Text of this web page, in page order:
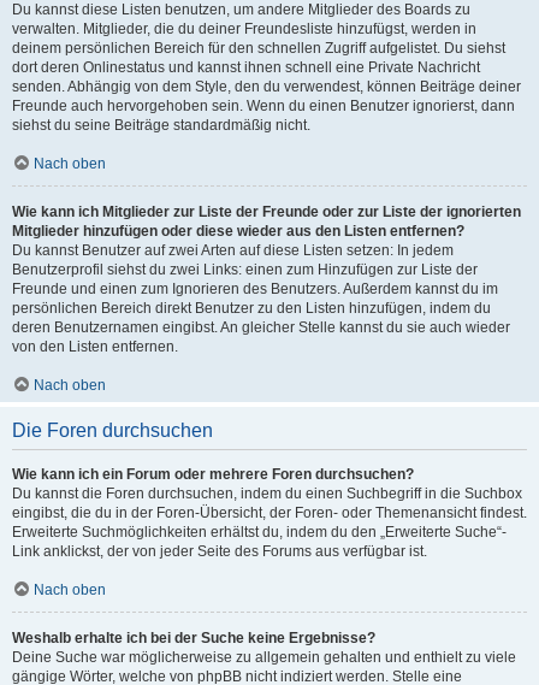
Du kannst diese Listen benutzen, um andere Mitglieder des Boards zu
verwalten. Mitglieder, die du deiner Freundesliste hinzufügst, werden in
deinem persönlichen Bereich für den schnellen Zugriff aufgelistet. Du siehst
dort deren Onlinestatus und kannst ihnen schnell eine Private Nachricht
senden. Abhängig von dem Style, den du verwendest, können Beiträge deiner
Freunde auch hervorgehoben sein. Wenn du einen Benutzer ignorierst, dann
siehst du seine Beiträge standardmäßig nicht.
Nach oben
Wie kann ich Mitglieder zur Liste der Freunde oder zur Liste der ignorierten
Mitglieder hinzufügen oder diese wieder aus den Listen entfernen?
Du kannst Benutzer auf zwei Arten auf diese Listen setzen: In jedem
Benutzerprofil siehst du zwei Links: einen zum Hinzufügen zur Liste der
Freunde und einen zum Ignorieren des Benutzers. Außerdem kannst du im
persönlichen Bereich direkt Benutzer zu den Listen hinzufügen, indem du
deren Benutzernamen eingibst. An gleicher Stelle kannst du sie auch wieder
von den Listen entfernen.
Nach oben
Die Foren durchsuchen
Wie kann ich ein Forum oder mehrere Foren durchsuchen?
Du kannst die Foren durchsuchen, indem du einen Suchbegriff in die Suchbox
eingibst, die du in der Foren-Übersicht, der Foren- oder Themenansicht findest.
Erweiterte Suchmöglichkeiten erhältst du, indem du den „Erweiterte Suche“-
Link anklickst, der von jeder Seite des Forums aus verfügbar ist.
Nach oben
Weshalb erhalte ich bei der Suche keine Ergebnisse?
Deine Suche war möglicherweise zu allgemein gehalten und enthielt zu viele
gängige Wörter, welche von phpBB nicht indiziert werden. Stelle eine